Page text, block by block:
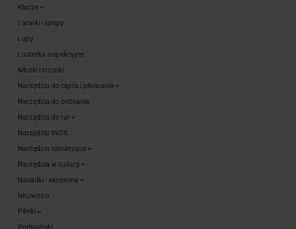
Klucze
Latarki i lampy
Lupy
Lusterka inspekcyjne
Młotki i trzonki
Narzędzia do cięcia i piłowania
Narzędzia do pobijania
Narzędzia do rur
Narzędzia INOX
Narzędzia nieiskrzące
Narzędzia w izolacji
Nasadki i akcesoria
Nitownice
Pilniki
Podnośniki